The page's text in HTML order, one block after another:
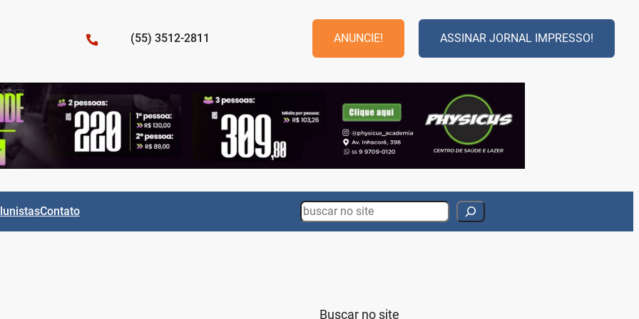
(55) 3512-2811 ANUNCIE! ASSINAR JORNAL IMPRESSO!
Contato Search
Buscar no site